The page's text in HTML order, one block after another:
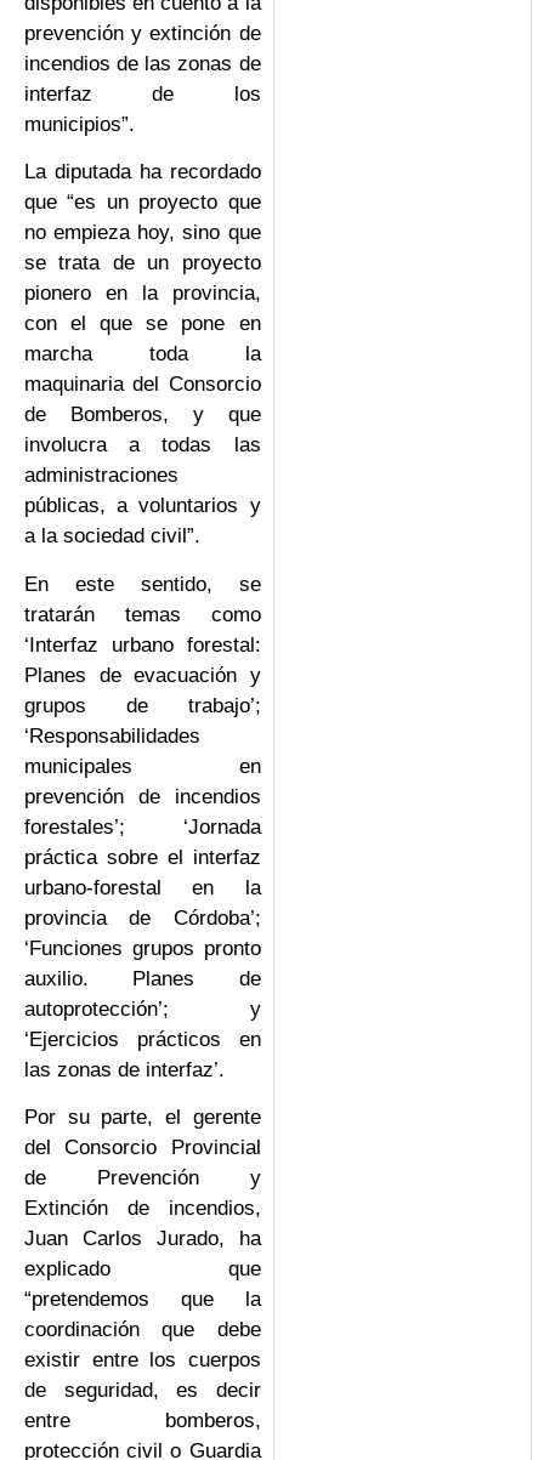
prevención y extinción de
incendios de las zonas de
interfaz de los
municipios”.
La diputada ha recordado
que “es un proyecto que
no empieza hoy, sino que
se trata de un proyecto
pionero en la provincia,
con el que se pone en
marcha toda la
maquinaria del Consorcio
de Bomberos, y que
involucra a todas las
administraciones
públicas, a voluntarios y
a la sociedad civil”.
En este sentido, se
tratarán temas como
‘Interfaz urbano forestal:
Planes de evacuación y
grupos de trabajo’;
‘Responsabilidades
municipales en
prevención de incendios
forestales’; ‘Jornada
práctica sobre el interfaz
urbano-forestal en la
provincia de Córdoba’;
‘Funciones grupos pronto
auxilio. Planes de
autoprotección’; y
‘Ejercicios prácticos en
las zonas de interfaz’.
Por su parte, el gerente
del Consorcio Provincial
de Prevención y
Extinción de incendios,
Juan Carlos Jurado, ha
explicado que
“pretendemos que la
coordinación que debe
existir entre los cuerpos
de seguridad, es decir
entre bomberos,
protección civil o Guardia